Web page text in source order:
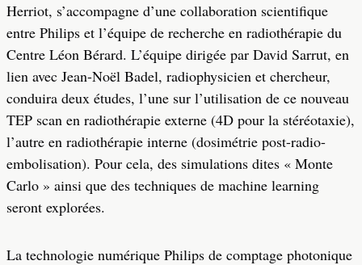
Herriot, s’accompagne d’une collaboration scientifique
entre Philips et l’équipe de recherche en radiothérapie du
Centre Léon Bérard. L’équipe dirigée par David Sarrut, en
lien avec Jean-Noël Badel, radiophysicien et chercheur,
conduira deux études, l’une sur l’utilisation de ce nouveau
TEP scan en radiothérapie externe (4D pour la stéréotaxie),
l’autre en radiothérapie interne (dosimétrie post-radio-
embolisation). Pour cela, des simulations dites « Monte
Carlo » ainsi que des techniques de machine learning
seront explorées.
La technologie numérique Philips de comptage photonique